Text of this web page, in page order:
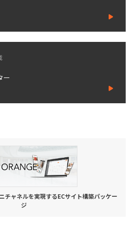
ー
チャネルを実現するECサイト構築パッケー
ジ